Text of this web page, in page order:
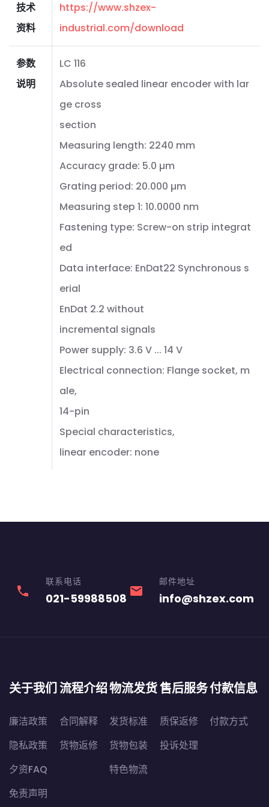
技术
资料
https://www.shzex-
industrial.com/download
参数
说明
LC 116
Absolute sealed linear encoder with lar
ge cross
section
Measuring length: 2240 mm
Accuracy grade: 5.0 µm
Grating period: 20.000 µm
Measuring step 1: 10.0000 nm
Fastening type: Screw-on strip integrat
ed
Data interface: EnDat22 Synchronous s
erial
EnDat 2.2 without
incremental signals
Power supply: 3.6 V ... 14 V
Electrical connection: Flange socket, m
ale,
14-pin
Special characteristics,
linear encoder: none
phone
联系电话
021-59988508 email
邮件地址
info@shzex.com
关于我们
廉洁政策
隐私政策
夕资FAQ
免责声明
流程介绍
合同解释
货物返修
物流发货
发货标准
货物包装
特色物流
售后服务
质保返修
投诉处理
付款信息
付款方式